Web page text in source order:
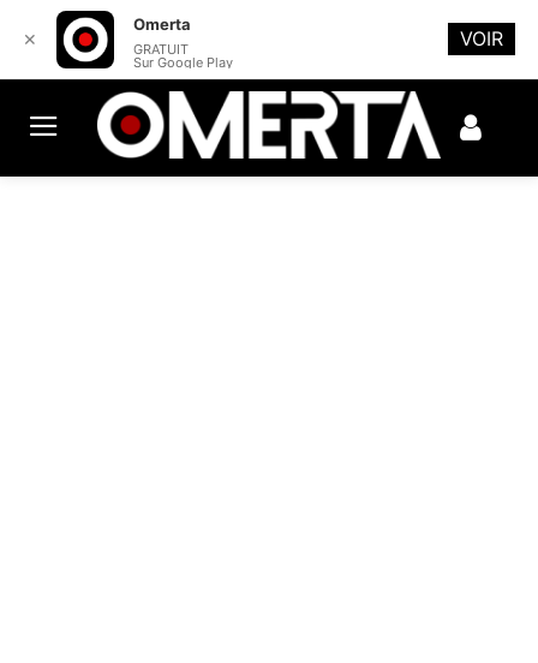
✕
Omerta
GRATUIT
Sur Google Play
VOIR